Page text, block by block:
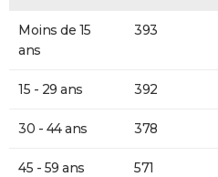
Moins de 15
ans
393
15 - 29 ans 392
30 - 44 ans 378
45 - 59 ans 571